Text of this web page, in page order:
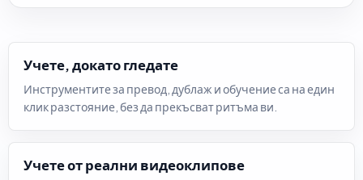
Учете, докато гледате
Инструментите за превод, дублаж и обучение са на един
клик разстояние, без да прекъсват ритъма ви.
Учете от реални видеоклипове